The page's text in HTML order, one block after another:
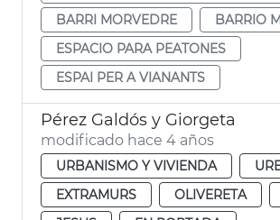
BARRI MORVEDRE
BARRIO
ESPACIO PARA PEATONES
ESPAI PER A VIANANTS
Pérez Galdós y Giorgeta
modificado hace 4 años
URBANISMO Y VIVIENDA
EXTRAMURS
OLIVERETA